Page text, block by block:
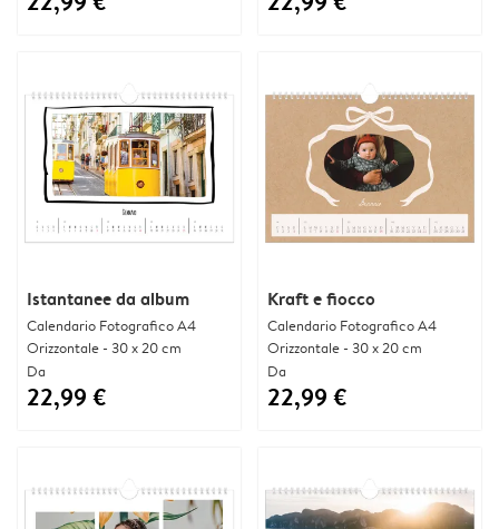
Istantanee da album
Calendario Fotografico A4
Orizzontale - 30 x 20 cm
Da
22,99 €
Kraft e fiocco
Calendario Fotografico A4
Orizzontale - 30 x 20 cm
Da
22,99 €